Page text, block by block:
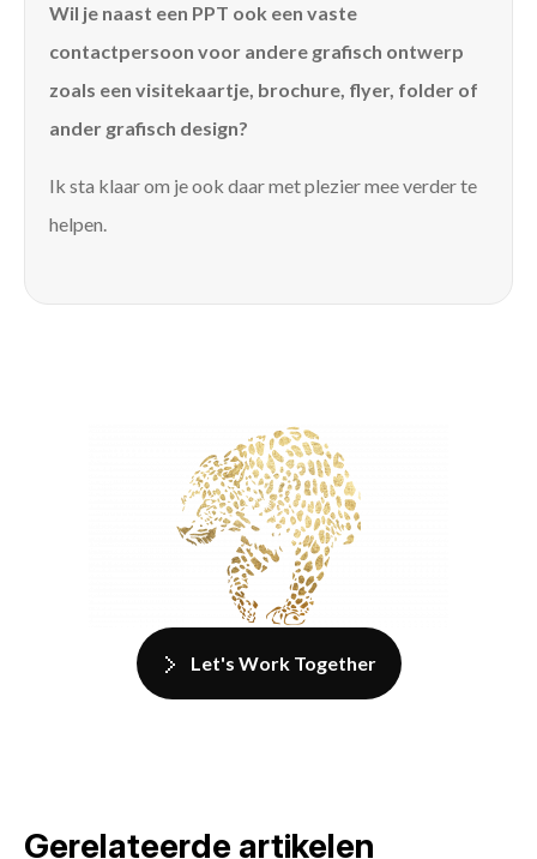
Wil je naast een PPT ook een vaste
contactpersoon voor andere grafisch ontwerp
zoals een visitekaartje, brochure, flyer, folder of
ander grafisch design?
Ik sta klaar om je ook daar met plezier mee verder te
helpen.
Let's Work Together
Gerelateerde artikelen